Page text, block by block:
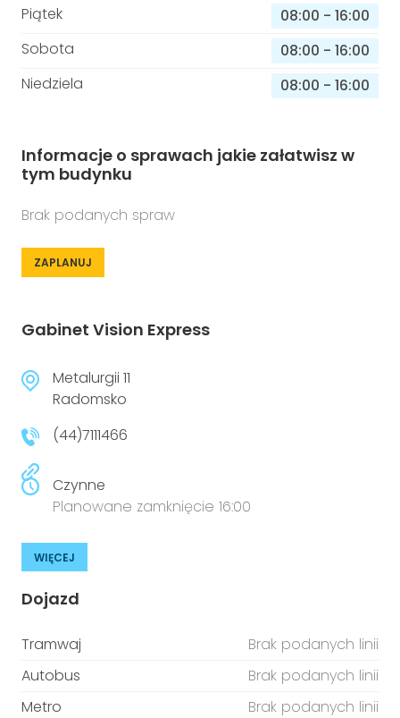
Piątek
08:00 - 16:00
Sobota
08:00 - 16:00
Niedziela
08:00 - 16:00
Informacje o sprawach jakie załatwisz w
tym budynku
Brak podanych spraw
ZAPLANUJ
Gabinet Vision Express
Metalurgii 11
Radomsko
(44)7111466
Czynne
Planowane zamknięcie 16:00
WIĘCEJ
Dojazd
Tramwaj
Brak podanych linii
Autobus
Brak podanych linii
Metro
Brak podanych linii